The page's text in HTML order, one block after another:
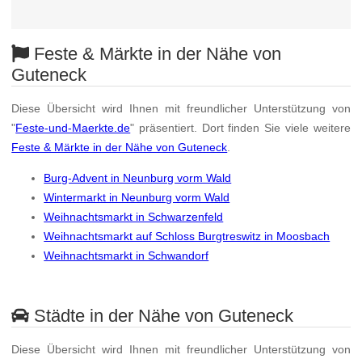
Feste & Märkte in der Nähe von
Guteneck
Diese Übersicht wird Ihnen mit freundlicher Unterstützung von
"Feste-und-Maerkte.de" präsentiert. Dort finden Sie viele weitere
Feste & Märkte in der Nähe von Guteneck
Burg-Advent in Neunburg vorm Wald
Wintermarkt in Neunburg vorm Wald
Weihnachtsmarkt in Schwarzenfeld
Weihnachtsmarkt auf Schloss Burgtreswitz in Moosbach
Weihnachtsmarkt in Schwandorf
Städte in der Nähe von Guteneck
Diese Übersicht wird Ihnen mit freundlicher Unterstützung von